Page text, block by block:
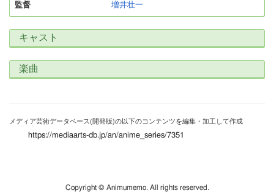
監督 増井壮一
キャスト
楽曲
メディア芸術データベース(開発版)の以下のコンテンツを編集・加工して作成
https://mediaarts-db.jp/an/anime_series/7351
Copyright © Animumemo. All rights reserved.